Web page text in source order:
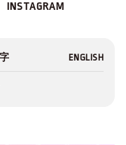
INSTAGRAM